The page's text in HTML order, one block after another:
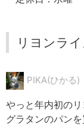
リヨンラ
PIKA(ひかる)
やっと年内初の
グラタンのパン